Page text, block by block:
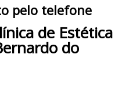
pelo telefone
de Estética
do